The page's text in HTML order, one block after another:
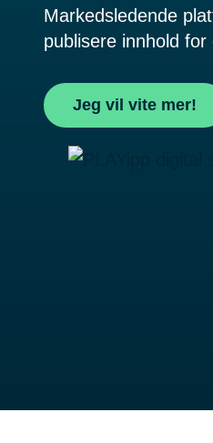
Markedsledende
publisere innhold for
Jeg vil vite mer!